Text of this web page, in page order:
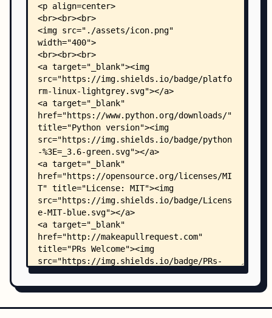
        ├── numbers.py
        ├── prompt.py
        ├── scrollbar.py
        ├── star.py
        └── yesno.py